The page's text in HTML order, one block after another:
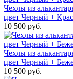
Чехлы из
цвет Черный +
10 500 руб.
Чехлы из
цвет Черный +
10 500 руб.